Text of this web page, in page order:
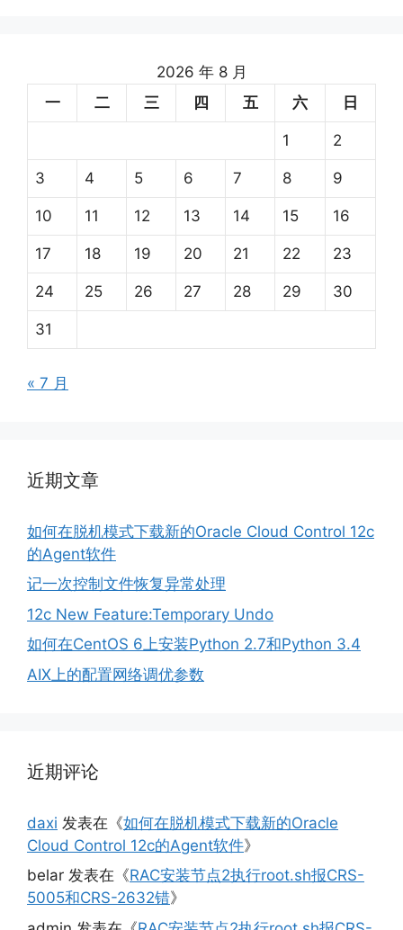
2026 年 8 月
一
二 三 四 五 六 日
1 2
3 4 5 6 7 8 9
10 11 12 13 14 15 16
17 18 19 20 21 22 23
24 25 26 27 28 29 30
31
« 7 月
近期文章
如何在脱机模式下载新的Oracle Cloud Control 12c
的Agent软件
记一次控制文件恢复异常处理
12c New Feature:Temporary Undo
如何在CentOS 6上安装Python 2.7和Python 3.4
AIX上的配置网络调优参数
近期评论
daxi 发表在《如何在脱机模式下载新的Oracle
Cloud Control 12c的Agent软件》
belar 发表在《RAC安装节点2执行root.sh报CRS-
5005和CRS-2632错》